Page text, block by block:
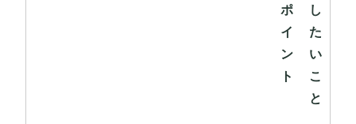
ポ
イ
ン
ト
し
た
い
こ
と